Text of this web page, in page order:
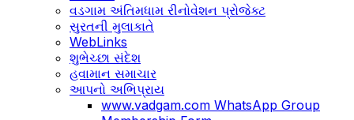
વડગામ અંતિમધામ રીનોવેશન પ્રોજેક્ટ
સુરતની મુલાકાતે
WebLinks
શુભેચ્છા સંદેશ
હવામાન સમાચાર
આપનો અભિપ્રાય
www.vadgam.com WhatsApp Group